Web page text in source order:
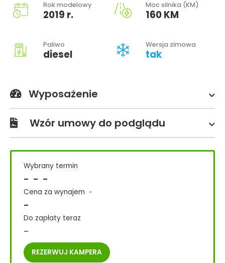
Rok modelowy
2019 r.
Moc silnika (KM)
160 KM
Paliwo
diesel
Wersja zimowa
tak
Wyposażenie
Wzór umowy do podglądu
Wybrany termin
- - -
Cena za wynajem -
-
Do zapłaty teraz
-
REZERWUJ KAMPERA